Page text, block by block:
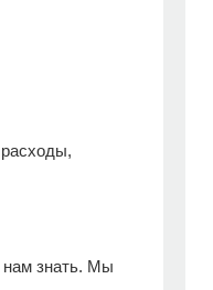
нам знать. Мы